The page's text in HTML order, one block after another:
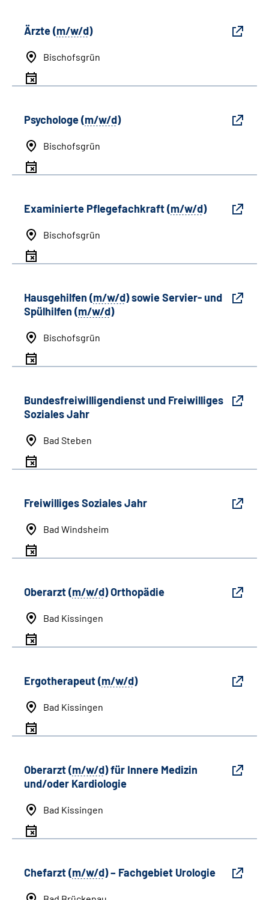
Ärzte (m/w/d)
Bischofsgrün
Psychologe (m/w/d)
Bischofsgrün
Examinierte Pflegefachkraft (m/w/d)
Bischofsgrün
Hausgehilfen (m/w/d) sowie Servier- und
Spülhilfen (m/w/d)
Bischofsgrün
Bundesfreiwilligendienst und Freiwilliges
Soziales Jahr
Bad Steben
Freiwilliges Soziales Jahr
Bad Windsheim
Oberarzt (m/w/d) Orthopädie
Bad Kissingen
Ergotherapeut (m/w/d)
Bad Kissingen
Oberarzt (m/w/d) für Innere Medizin
und/oder Kardiologie
Bad Kissingen
Chefarzt (m/w/d) – Fachgebiet Urologie